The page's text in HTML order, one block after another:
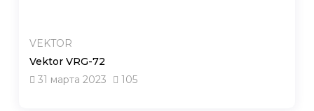
VEKTOR
Vektor VRG-72
31 марта 2023
105